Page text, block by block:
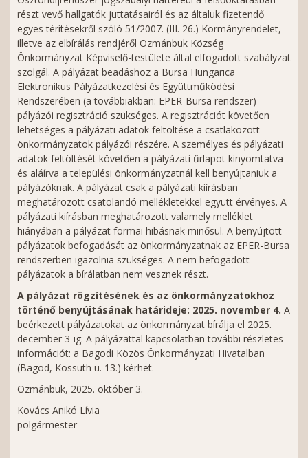
részt vevő hallgatók juttatásairól és az általuk fizetendő
egyes térítésekről szóló 51/2007. (III. 26.) Kormányrendelet,
illetve az elbírálás rendjéről Ozmánbük Község
Önkormányzat Képviselő-testülete által elfogadott szabályzat
szolgál. A pályázat beadáshoz a Bursa Hungarica
Elektronikus Pályázatkezelési és Együttműködési
Rendszerében (a továbbiakban: EPER-Bursa rendszer)
pályázói regisztráció szükséges. A regisztrációt követően
lehetséges a pályázati adatok feltöltése a csatlakozott
önkormányzatok pályázói részére. A személyes és pályázati
adatok feltöltését követően a pályázati űrlapot kinyomtatva
és aláírva a települési önkormányzatnál kell benyújtaniuk a
pályázóknak. A pályázat csak a pályázati kiírásban
meghatározott csatolandó mellékletekkel együtt érvényes. A
pályázati kiírásban meghatározott valamely melléklet
hiányában a pályázat formai hibásnak minősül. A benyújtott
pályázatok befogadását az önkormányzatnak az EPER-Bursa
rendszerben igazolnia szükséges. A nem befogadott
pályázatok a bírálatban nem vesznek részt.
A pályázat rögzítésének és az önkormányzatokhoz
történő benyújtásának határideje: 2025. november 4. A
beérkezett pályázatokat az önkormányzat bírálja el 2025.
december 3-ig. A pályázattal kapcsolatban további részletes
információt: a Bagodi Közös Önkormányzati Hivatalban
(Bagod, Kossuth u. 13.) kérhet.
Ozmánbük, 2025. október 3.
Kovács Anikó Lívia
polgármester